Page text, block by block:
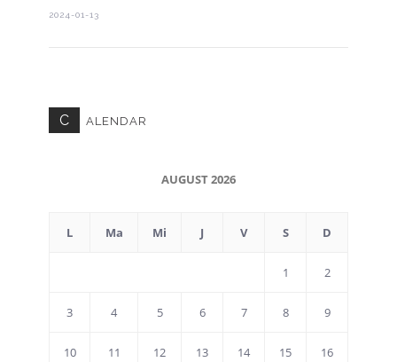
2024-01-13
C ALENDAR
AUGUST 2026
L Ma Mi J V S D
1 2
3 4 5 6 7 8 9
10 11 12 13 14 15 16